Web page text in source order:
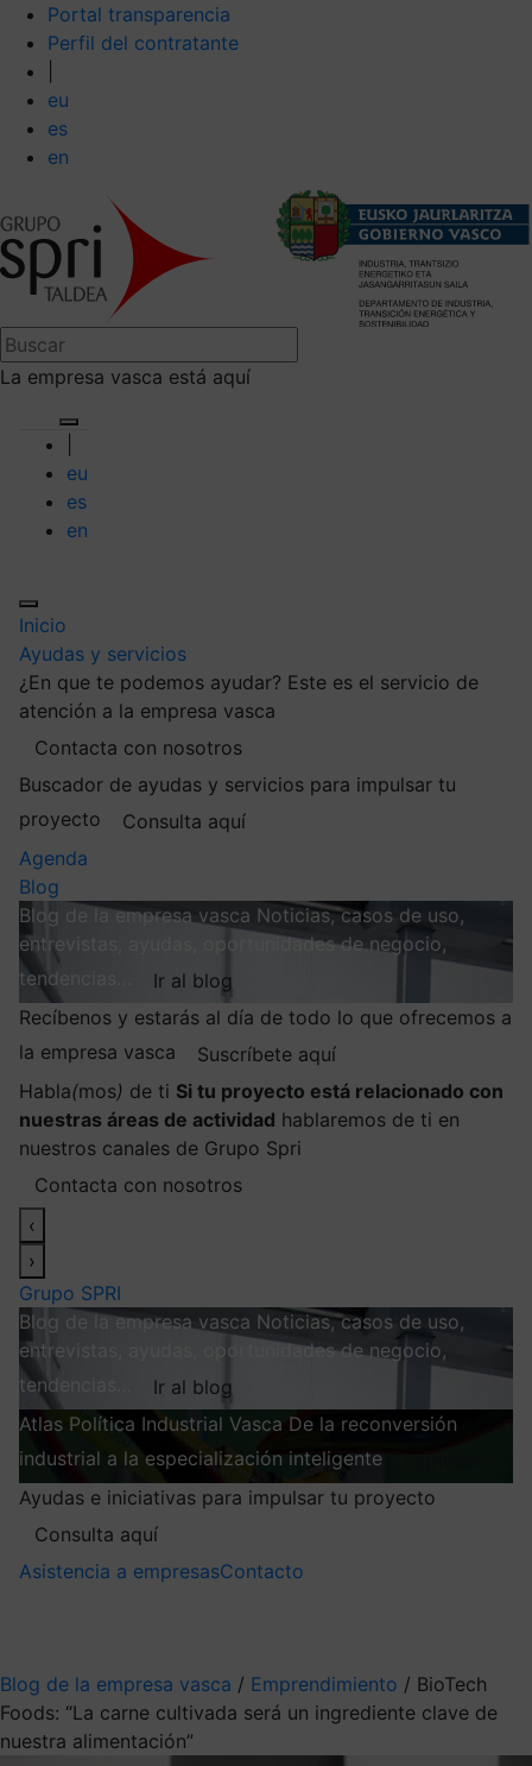
Portal transparencia
Perfil del contratante
eu
es
en
La empresa vasca está aquí
eu
es
en
Inicio
Ayudas y servicios
¿En que te podemos ayudar? Este es el servicio de
atención a la empresa vasca
Contacta con nosotros
Buscador de ayudas y servicios para impulsar tu
proyecto
Consulta aquí
Agenda
Blog
Blog de la empresa vasca Noticias, casos de uso,
entrevistas, ayudas, oportunidades de negocio,
tendencias…
Ir al blog
Recíbenos y estarás al día de todo lo que ofrecemos a
la empresa vasca
Suscríbete aquí
Habla(mos) de ti Si tu proyecto está relacionado con
nuestras áreas de actividad hablaremos de ti en
nuestros canales de Grupo Spri
Contacta con nosotros
‹
›
Grupo SPRI
Blog de la empresa vasca Noticias, casos de uso,
entrevistas, ayudas, oportunidades de negocio,
tendencias…
Ir al blog
Atlas Política Industrial Vasca De la reconversión
industrial a la especialización inteligente
Ayudas e iniciativas para impulsar tu proyecto
Consulta aquí
Asistencia a empresasContacto
Blog de la empresa vasca / Emprendimiento / BioTech
Foods: “La carne cultivada será un ingrediente clave de
nuestra alimentación”